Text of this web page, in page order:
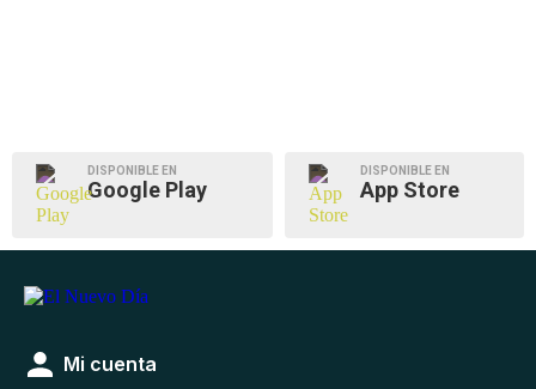
DISPONIBLE EN
Google Play
DISPONIBLE EN
App Store
Mi cuenta